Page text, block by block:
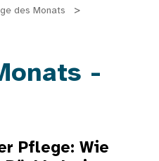
des Monats
-
Pflege: Wie